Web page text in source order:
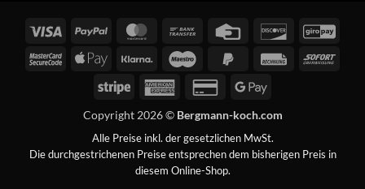
Visa PayPal MasterCardBank
Credit
Discover
MasterCardApple
Klarna Maestro
PayPal
Rechung
Stripe
American
Credit
2
Google
Copyright 2026 © Bergmann-koch.com
Alle Preise inkl. der gesetzlichen MwSt.
Die durchgestrichenen Preise entsprechen dem bisherigen Preis in
diesem Online-Shop.